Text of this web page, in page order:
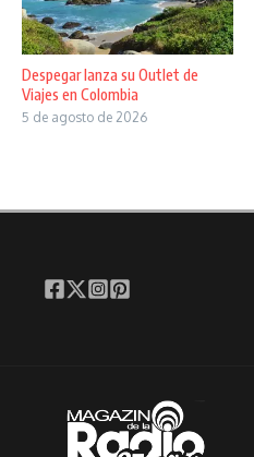
Despegar lanza su Outlet de
Viajes en Colombia
5 de agosto de 2026